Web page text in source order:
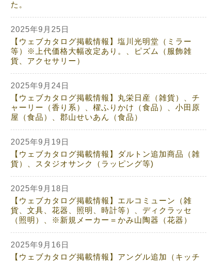
た。
2025年9月25日
【ウェブカタログ掲載情報】塩川光明堂（ミラー
等）※上代価格大幅改定あり。、ピズム（服飾雑
貨、アクセサリー）
2025年9月24日
【ウェブカタログ掲載情報】丸栄日産（雑貨）、チ
ャーリー（香り系）、櫂ふりかけ（食品）、小田原
屋（食品）、郡山せいあん（食品）
2025年9月19日
【ウェブカタログ掲載情報】ダルトン追加商品（雑
貨）、スタジオサンク（ラッピング等)
2025年9月18日
【ウェブカタログ掲載情報】エルコミューン（雑
貨、文具、花器、照明、時計等）、ディクラッセ
（照明）、※新規メーカー＝かみ山陶器（花器）
2025年9月16日
【ウェブカタログ掲載情報】アングル追加（キッチ